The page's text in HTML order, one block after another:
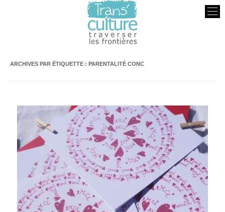
ARCHIVES PAR ÉTIQUETTE : PARENTALITÉ CONC